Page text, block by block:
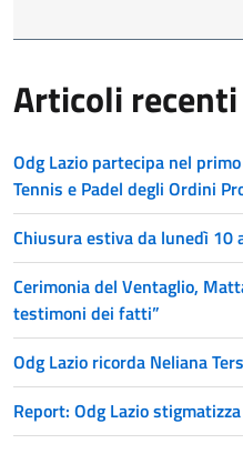
Articoli recenti
Odg Lazio partecipa nel
Tennis e Padel degli Ordini
Chiusura estiva da lunedì 10
Cerimonia del Ventaglio,
testimoni dei fatti”
Odg Lazio ricorda Neliana
Report: Odg Lazio